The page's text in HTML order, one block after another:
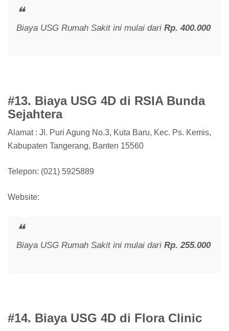
Biaya USG Rumah Sakit ini mulai dari Rp. 400.000
#13. Biaya USG 4D di RSIA Bunda
Sejahtera
Alamat : Jl. Puri Agung No.3, Kuta Baru, Kec. Ps. Kemis,
Kabupaten Tangerang, Banten 15560
Telepon: (021) 5925889
Website:
Biaya USG Rumah Sakit ini mulai dari Rp. 255.000
#14. Biaya USG 4D di Flora Clinic